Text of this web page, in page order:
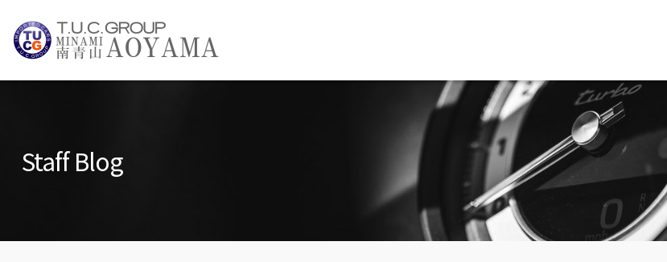
STOCK CAR LIST / 在庫車両情報
PARTS LIST / パーツ情報 SHOP INFO / ショップ情報
Staff Blog